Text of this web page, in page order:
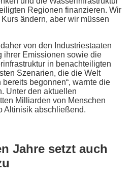
Regionen finanzieren. Wir
ändern, aber wir müssen
von den Industriestaaten
ihrer Emissionen sowie die
in benachteiligten
Szenarien, die die Welt
begonnen“, warnte die
Unter den aktuellen
Milliarden von Menschen
Altinisik abschließend.
Jahre setzt auch